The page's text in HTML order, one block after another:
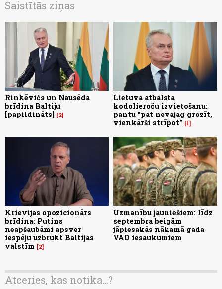
Saistītās ziņas
Rinkēvičs un Nausēda
brīdina Baltiju
[papildināts]
2
Lietuva atbalsta
kodolieroču izvietošanu:
pantu "pat nevajag grozīt,
vienkārši strīpot"
1
Krievijas opozicionārs
brīdina: Putins
neapšaubāmi apsver
iespēju uzbrukt Baltijas
valstīm
2
Uzmanību jauniešiem: līdz
septembra beigām
jāpiesakās nākamā gada
VAD iesaukumiem
Atceries, kas notika...?